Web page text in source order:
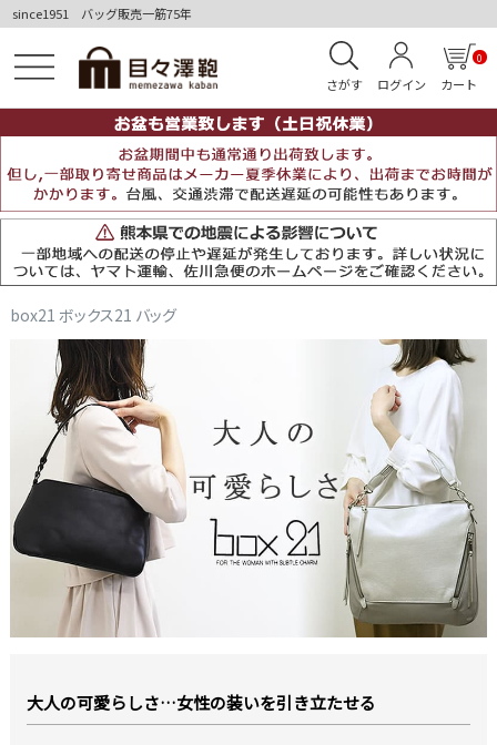
since1951 バッグ販売一筋75年
さがす ログイン カート
0
box21 ボックス21 バッグ
大人の可愛らしさ…女性の装いを引き立たせる